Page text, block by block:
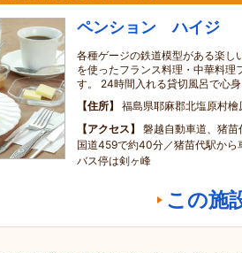
ペンション ハイジ
各種ゲージの鉄道模型がある楽し
を使ったフランス料理・中華料理
す。 24時間入れる貸切風呂で心
住所
福島県耶麻郡北塩原村
アクセス
磐越自動車道、猪
国道459で約40分／猪苗代駅から
バス停は剣ヶ峰
この施